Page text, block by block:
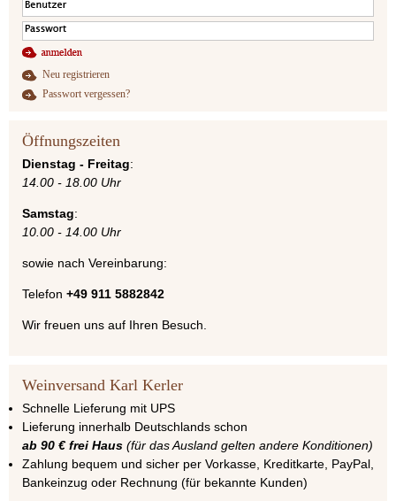
Neu registrieren
Passwort vergessen?
Öffnungszeiten
Dienstag - Freitag:
14.00 - 18.00 Uhr
Samstag:
10.00 - 14.00 Uhr
sowie nach Vereinbarung:
Telefon +49 911 5882842
Wir freuen uns auf Ihren Besuch.
Weinversand Karl Kerler
Schnelle Lieferung mit UPS
Lieferung innerhalb Deutschlands schon
ab 90 € frei Haus (für das Ausland gelten andere Konditionen)
Zahlung bequem und sicher per Vorkasse, Kreditkarte, PayPal,
Bankeinzug oder Rechnung (für bekannte Kunden)